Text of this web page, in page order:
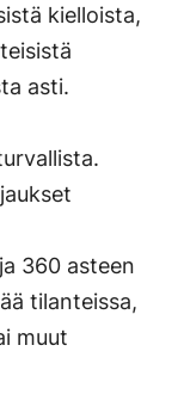
kielloista,
asti.
360 asteen
tilanteissa,
muut